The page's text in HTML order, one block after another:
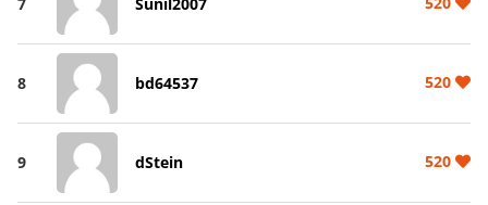
8 bd64537 520
9 dStein 520